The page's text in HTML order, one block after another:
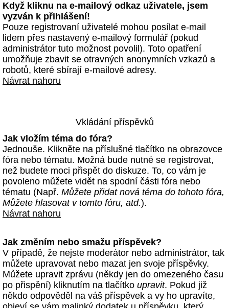
Když kliknu na e-mailový odkaz uživatele, jsem
vyzván k přihlášení!
Pouze registrovaní uživatelé mohou posílat e-mail
lidem přes nastavený e-mailový formulář (pokud
administrátor tuto možnost povolil). Toto opatření
umožňuje zbavit se otravných anonymních vzkazů a
robotů, které sbírají e-mailové adresy.
Návrat nahoru
Vkládání příspěvků
Jak vložím téma do fóra?
Jednouše. Klikněte na příslušné tlačítko na obrazovce
fóra nebo tématu. Možná bude nutné se registrovat,
než budete moci přispět do diskuze. To, co vám je
povoleno můžete vidět na spodní části fóra nebo
tématu (Např. Můžete přidat nová téma do tohoto fóra,
Můžete hlasovat v tomto fóru, atd.).
Návrat nahoru
Jak změním nebo smažu příspěvek?
V případě, že nejste moderátor nebo administrátor, tak
můžete upravovat nebo mazat jen svoje příspěvky.
Můžete upravit zprávu (někdy jen do omezeného času
po přispění) kliknutím na tlačítko upravit. Pokud již
někdo odpověděl na váš příspěvek a vy ho upravíte,